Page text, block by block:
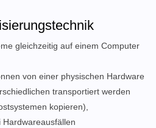
gleichzeitig auf einem Computer
von einer physischen Hardware
transportiert werden
kopieren),